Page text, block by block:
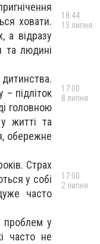
ховати.
а відразу
та людині
– підліток
головною
житті та
обережне
Страх
у собі
часто
проблем у
часто не
18:44
15 липня
17:00
8 липня
17:00
2 липня